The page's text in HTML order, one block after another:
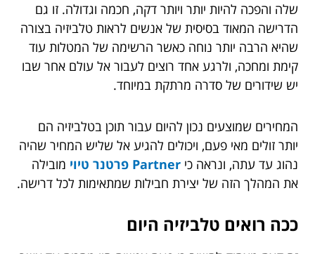
שלה והפכה להיות יותר ויותר דקה, חכמה וגדולה. זו גם
הדרישה המאוד בסיסית של אנשים לראות טלביזיה בצורה
שהיא הרבה יותר נוחה כאשר הרשימה של המטלות עוד
קימת ומחכה, ולרגע אחד רוצים לעבור אל עולם אחר שבו
יש שידורים של סדרה מרתקת במיוחד.
המחירים שמוצעים נכון להיום עבור תוכן בטלביזיה הם
יותר זולים מאי פעם, ויכולים להגיע אל שליש המחיר שהיה
נהוג עד עתה, ונראה כי Partner פרטנר טיוי
מובילה
את המהלך הזה של יצירת חבילות שמתאימות לכל דרישה.
ככה רואים טלביזיה היום